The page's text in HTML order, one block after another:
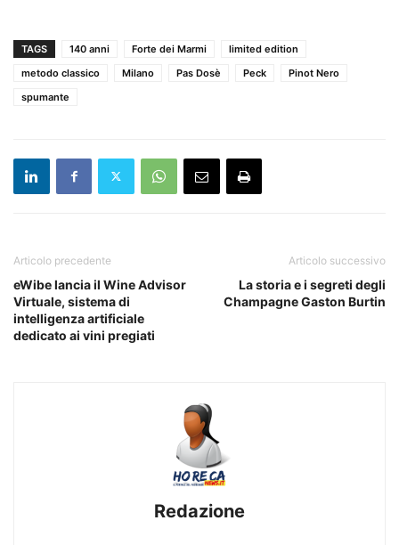
TAGS 140 anni Forte dei Marmi
limited edition
metodo classico
Milano Pas Dosè Peck
Pinot Nero
spumante
Articolo precedente
eWibe lancia il Wine Advisor
Virtuale, sistema di
intelligenza artificiale
dedicato ai vini pregiati
Articolo successivo
La storia e i segreti degli
Champagne Gaston Burtin
Redazione